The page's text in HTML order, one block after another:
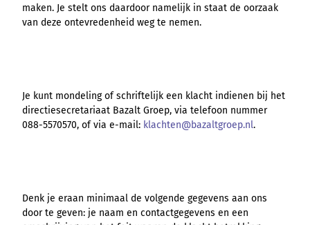
maken. Je stelt ons daardoor namelijk in staat de oorzaak
van deze ontevredenheid weg te nemen.
Je kunt mondeling of schriftelijk een klacht indienen bij het
directiesecretariaat Bazalt Groep, via telefoon nummer
088-5570570, of via e-mail: klachten@bazaltgroep.nl.
Denk je eraan minimaal de volgende gegevens aan ons
door te geven: je naam en contactgegevens en een